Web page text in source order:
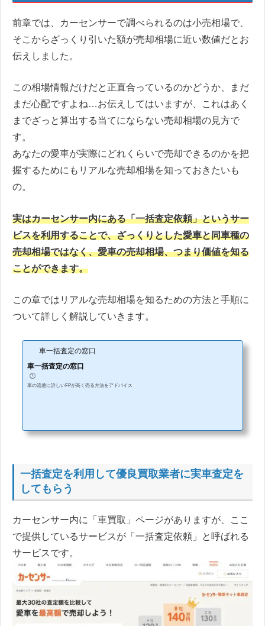
前章では、カーセンサーで調べられるのは小売相場で、
そこからざっくり引いた額が売却相場に近い数値だとお
伝えしました。
この相場情報だけだと正直合っているのかどうか、まだ
まだ心配ですよね…お伝えしてはいますが、これはあく
までざっと算出する当てにならない売却相場の見方で
す。
あなたの愛車が実際にどれくらいで売却できるのかを把
握するためにもリアルな売却相場を知っておきたいも
の。
実はカーセンサー内にある「一括査定依頼」というサー
ビスを利用することで、ざっくりとした愛車と同車種の
売却相場ではなく、愛車の売却相場、つまり価値を知る
ことができます。
この章ではリアルな売却相場を知るための方法と手順に
ついて詳しく解説していきます。
車一括査定の窓口
車一括査定の窓口
🕒️
車の流通に詳しいFPが高く売る方法をアドバイス
一括査定を利用して優良買取業者に実車査定を
してもらう
カーセンサー内に「車買取」ページがありますが、ここ
で提供しているサービスが「一括査定依頼」と呼ばれる
サービスです。